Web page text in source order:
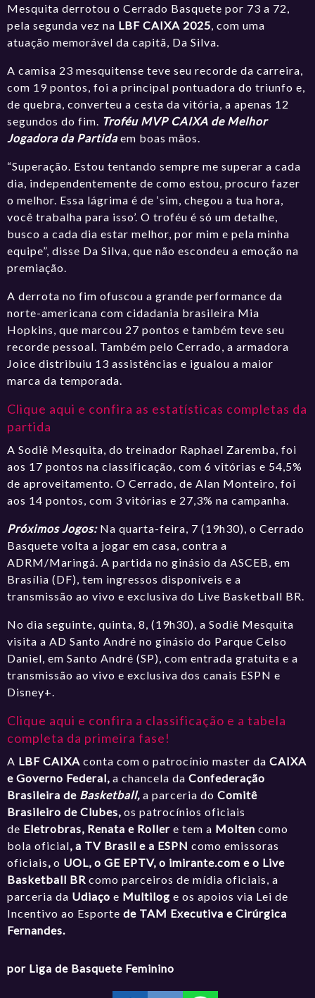
Mesquita derrotou oCerrado Basquete por 73 a 72,
pela segunda vez na LBF CAIXA 2025 , com uma
atuação memorável da capitã, Da Silva.
A camisa 23 mesquitense teve seu recorde da carreira,
com 19 pontos, foi a principal pontuadora do triunfo e,
de quebra, converteu a cesta da vitória, a apenas 12
segundos do fim. Troféu MVP CAIXA de Melhor
Jogadora da Partidaem boas mãos.
“Superação. Estou tentando sempre me superar a cada
dia, independentemente de como estou, procuro fazer
o melhor. Essa lágrima é de ‘sim, chegou a tua hora,
você trabalha para isso’. O troféu é só um detalhe,
busco a cada dia estar melhor, por mim e pela minha
equipe”, disse Da Silva, que não escondeu a emoção na
premiação.
A derrota no fim ofuscou a grande performance da
norte-americana com cidadania brasileira Mia
Hopkins, que marcou 27 pontos e também teve seu
recorde pessoal. Também pelo Cerrado, a armadora
Joice distribuiu 13 assistências e igualou a maior
marca da temporada.
Clique aqui e confira as estatísticas completas da
partida
A Sodiê Mesquita, do treinador Raphael Zaremba, foi
aos 17 pontos na classificação, com 6 vitórias e 54,5%
de aproveitamento. O Cerrado, de Alan Monteiro, foi
aos 14 pontos, com 3 vitórias e 27,3% na campanha.
Próximos Jogos: Na quarta-feira, 7 (19h30), o Cerrado
Basquete volta a jogar em casa, contra a
ADRM/Maringá. A partida no ginásio da ASCEB, em
Brasília (DF), tem ingressos disponíveis e a
transmissão ao vivo e exclusiva do Live Basketball BR.
No dia seguinte, quinta, 8, (19h30), a Sodiê Mesquita
visita a AD Santo André no ginásio do Parque Celso
Daniel, em Santo André (SP), com entrada gratuita e a
transmissão ao vivo e exclusiva dos canais ESPN e
Disney+.
Clique aqui e confira a classificação e a tabela
completa da primeira fase!
A LBF CAIXA conta com o patrocínio master daCAIXA
e Governo Federal,a chancela daConfederação
Brasileira de Basketball, a parceria doComitê
Brasileiro de Clubes, os patrocínios oficiais
de Eletrobras, Renata e Rollere tem a Moltencomo
bola oficial, a TV Brasil e a ESPNcomo emissoras
oficiais,o UOL, o GE EPTV, o imirante.com e o Live
Basketball BR como parceiros de mídia oficiais, a
parceria da Udiaçoe Multilog e os apoios via Lei de
Incentivo ao Esporte de TAM Executiva e Cirúrgica
Fernandes.
por Liga de Basquete Feminino